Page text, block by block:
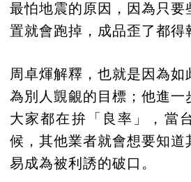
最怕地震的原因，因為只要
置就會跑掉，成品歪了都得
周卓煇解釋，也就是因為如
為別人覬覦的目標；他進一
大家都在拚「良率」，當
候，其他業者就會想要知道
易成為被利誘的破口。